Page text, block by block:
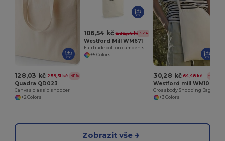
128,03 kč 259,31 kč -51%
Quadra QD023
Canvas classic shopper
+2 Colors
106,54 kč 222,56 kč-52%
Westford Mill WM671
+5 Colors
30,28 kč 64,48 kč -53%
Westford mill WM107
Crossbody Shopping Bag
+3 Colors
Zobrazit vše